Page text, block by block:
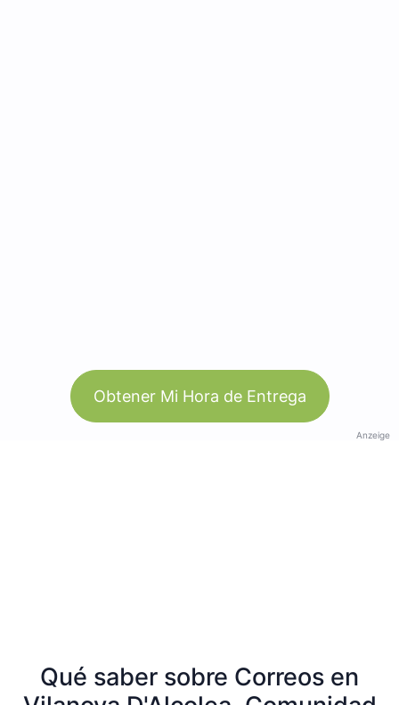
Obtener Mi Hora de Entrega
Anzeige
Qué saber sobre Correos en